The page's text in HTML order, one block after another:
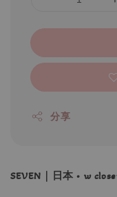
分享
SEVEN｜日本 • w